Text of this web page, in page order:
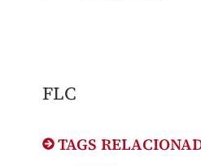
FLC
TAGS